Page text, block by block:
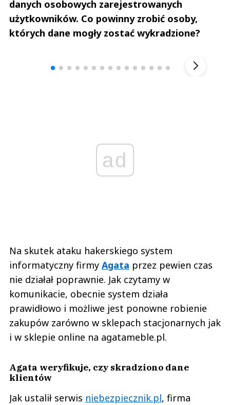
danych osobowych zarejestrowanych
użytkowników. Co powinny zrobić osoby,
których dane mogły zostać wykradzione?
ad
Na skutek ataku hakerskiego system
informatyczny firmy Agata przez pewien czas
nie działał poprawnie. Jak czytamy w
komunikacie, obecnie system działa
prawidłowo i możliwe jest ponowne robienie
zakupów zarówno w sklepach stacjonarnych jak
i w sklepie online na agatameble.pl.
Agata weryfikuje, czy skradziono dane
klientów
Jak ustalił serwis niebezpiecznik.pl, firma